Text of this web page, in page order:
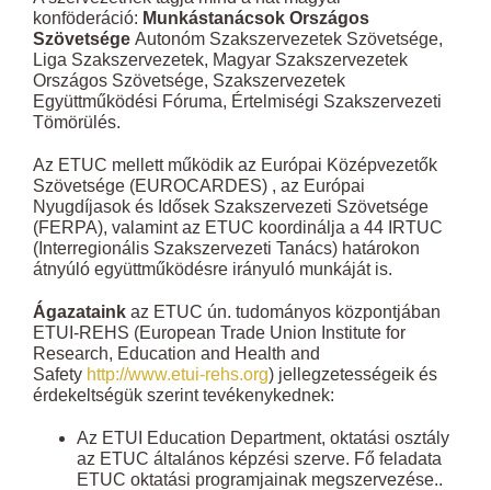
konföderáció: Munkástanácsok Országos
Szövetsége Autonóm Szakszervezetek Szövetsége,
Liga Szakszervezetek, Magyar Szakszervezetek
Országos Szövetsége, Szakszervezetek
Együttműködési Fóruma, Értelmiségi Szakszervezeti
Tömörülés.
Az ETUC mellett működik az Európai Középvezetők
Szövetsége (EUROCARDES) , az Európai
Nyugdíjasok és Idősek Szakszervezeti Szövetsége
(FERPA), valamint az ETUC koordinálja a 44 IRTUC
(Interregionális Szakszervezeti Tanács) határokon
átnyúló együttműködésre irányuló munkáját is.
Ágazataink az ETUC ún. tudományos központjában
ETUI-REHS (European Trade Union Institute for
Research, Education and Health and
Safety http://www.etui-rehs.org) jellegzetességeik és
érdekeltségük szerint tevékenykednek:
Az ETUI Education Department, oktatási osztály
az ETUC általános képzési szerve. Fő feladata
ETUC oktatási programjainak megszervezése..